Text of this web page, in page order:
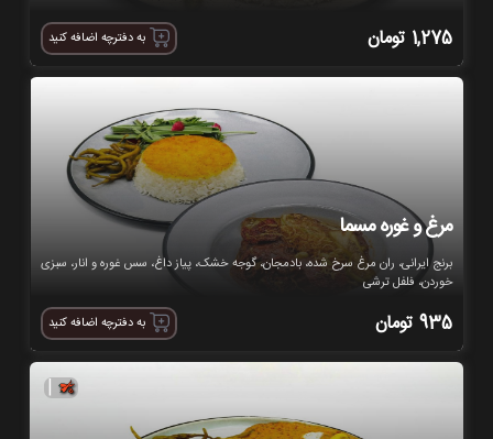
1,275 تومان به دفترچه اضافه کنید
مرغ و غوره مسما
برنج ایرانی، ران مرغ سرخ شده، بادمجان، گوجه خشک، پیاز داغ، سس غوره و انار، سبزی
خوردن، فلفل ترشی
935 تومان به دفترچه اضافه کنید
|